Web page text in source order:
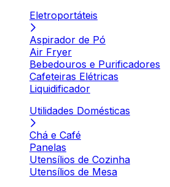
Eletroportáteis
Aspirador de Pó
Air Fryer
Bebedouros e Purificadores
Cafeteiras Elétricas
Liquidificador
Utilidades Domésticas
Chá e Café
Panelas
Utensílios de Cozinha
Utensílios de Mesa